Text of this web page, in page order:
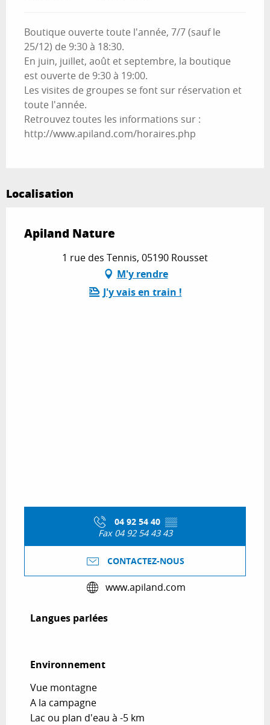
Boutique ouverte toute l'année, 7/7 (sauf le
25/12) de 9:30 à 18:30.
En juin, juillet, août et septembre, la boutique
est ouverte de 9:30 à 19:00.
Les visites de groupes se font sur réservation et
toute l'année.
Retrouvez toutes les informations sur :
http://www.apiland.com/horaires.php
Localisation
Apiland Nature
1 rue des Tennis, 05190 Rousset
M'y rendre
J'y vais en train !
04 92 54 40 ▒▒
Fax 04 92 54 43 43
CONTACTEZ-NOUS
www.apiland.com
Langues parlées
Langues parlées
Environnement
Environnement
Vue montagne
A la campagne
Lac ou plan d'eau à -5 km